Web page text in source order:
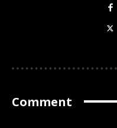
Comment